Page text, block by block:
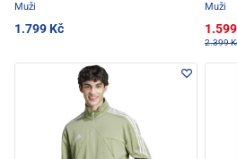
Muži
1.799 Kč
Muži
2.399